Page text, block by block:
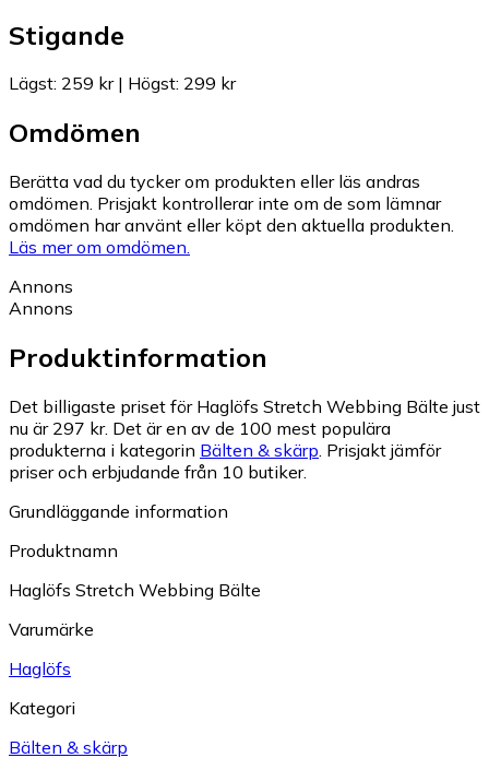
Stigande
Lägst: 259 kr| Högst: 299 kr
Omdömen
Berätta vad du tycker om produkten eller läs andras
omdömen. Prisjakt kontrollerar inte om de som lämnar
omdömen har använt eller köpt den aktuella produkten.
Läs mer om omdömen.
Annons
Annons
Produktinformation
Det billigaste priset för Haglöfs Stretch Webbing Bälte just
nu är 297 kr. Det är en av de 100 mest populära
produkterna i kategorin Bälten & skärp. Prisjakt jämför
priser och erbjudande från 10 butiker.
Grundläggande information
Produktnamn
Haglöfs Stretch Webbing Bälte
Varumärke
Haglöfs
Kategori
Bälten & skärp